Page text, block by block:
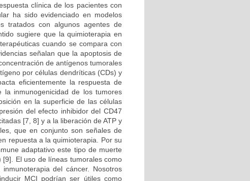
clínica de los pacientes con
ha sido evidenciado en modelos
tratados con algunos agentes de
sugiere que la quimioterapia en
cuando se compara con
señalan que la apoptosis de
de antígenos tumorales
por células dendríticas (CDs) y
eficientemente la respuesta de
la inmunogenicidad de los tumores
en la superficie de las células
del efecto inhibidor del CD47
[7, 8] y a la liberación de ATP y
que en conjunto son señales de
repuesta a la quimioterapia. Por su
adaptativo este tipo de muerte
El uso de líneas tumorales como
del cáncer. Nosotros
MCI podrían ser útiles como